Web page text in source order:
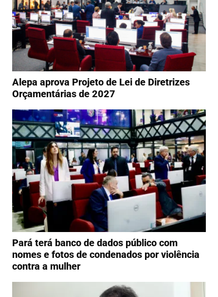
Alepa aprova Projeto de Lei de Diretrizes
Orçamentárias de 2027
Pará terá banco de dados público com
nomes e fotos de condenados por violência
contra a mulher